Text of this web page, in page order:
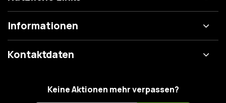
Informationen
Kontaktdaten
Keine Aktionen mehr verpassen?